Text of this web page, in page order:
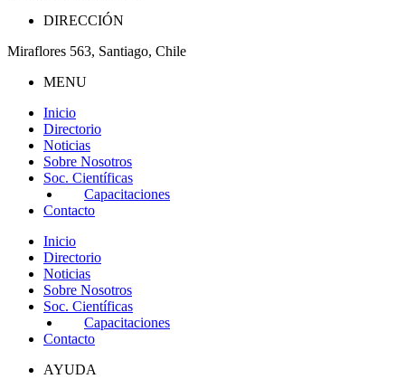
DIRECCIÓN
Miraflores 563, Santiago, Chile
MENU
Inicio
Directorio
Noticias
Sobre Nosotros
Soc. Científicas
Capacitaciones
Contacto
Inicio
Directorio
Noticias
Sobre Nosotros
Soc. Científicas
Capacitaciones
Contacto
AYUDA